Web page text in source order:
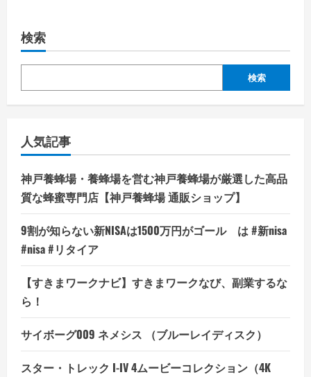
検索
検索
人気記事
神戸養蜂場・養蜂場を営む神戸養蜂場が厳選した高品
質な蜂蜜専門店【神戸養蜂場 通販ショップ】
9割が知らない新NISAは1500万円がゴール は #新nisa
#nisa #リタイア
【すきまワークナビ】すきまワークなび、副業するな
ら！
サイボーグ009 ネメシス （ブルーレイディスク）
スター・トレック I-IV 4ムービーコレクション（4K